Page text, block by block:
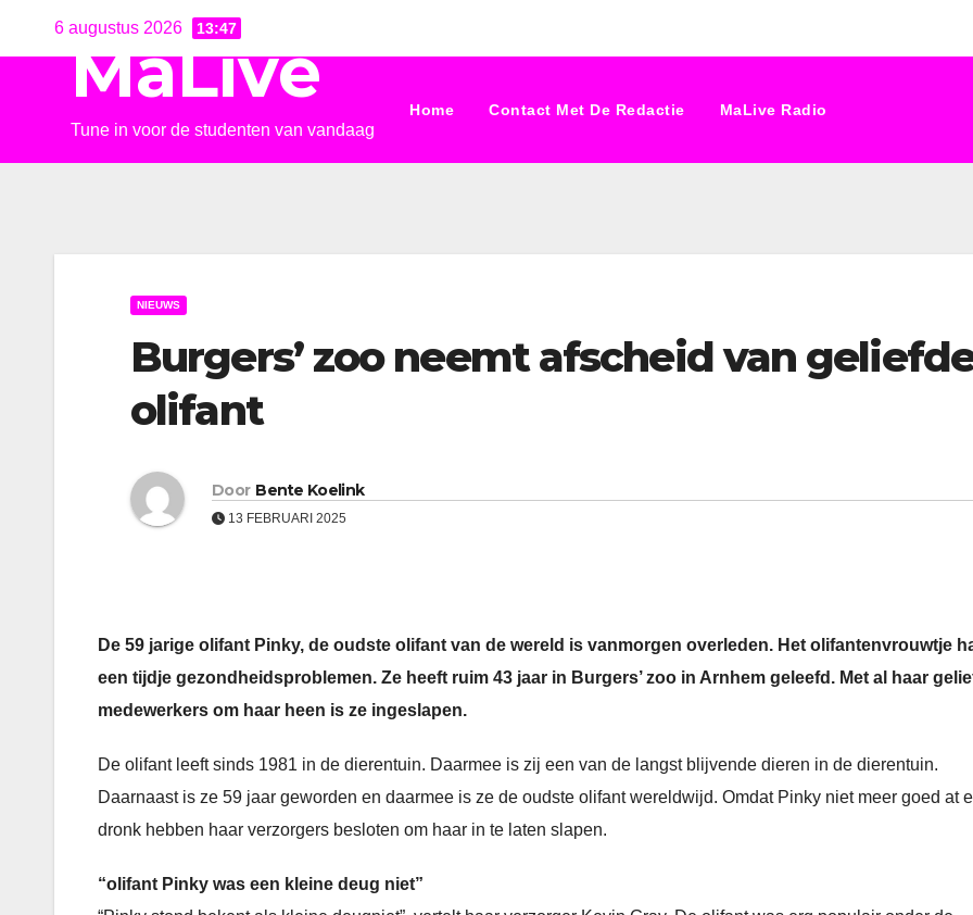
6 augustus 2026 13:47
MaLive
Tune in voor de studenten van vandaag
Home Contact Met De Redactie MaLive Radio
NIEUWS
Burgers’ zoo neemt afscheid van
olifant
Door Bente Koelink
13 FEBRUARI 2025
De 59 jarige olifant Pinky, de oudste olifant van de wereld is vanmorgen overleden. Het olifantenvrouwtje
een tijdje gezondheidsproblemen. Ze heeft ruim 43 jaar in Burgers’ zoo in Arnhem geleefd. Met al haar
medewerkers om haar heen is ze ingeslapen.
De olifant leeft sinds 1981 in de dierentuin. Daarmee is zij een van de langst blijvende dieren in de dierentuin.
Daarnaast is ze 59 jaar geworden en daarmee is ze de oudste olifant wereldwijd. Omdat Pinky niet meer goed at
dronk hebben haar verzorgers besloten om haar in te laten slapen.
“olifant Pinky was een kleine deug niet”